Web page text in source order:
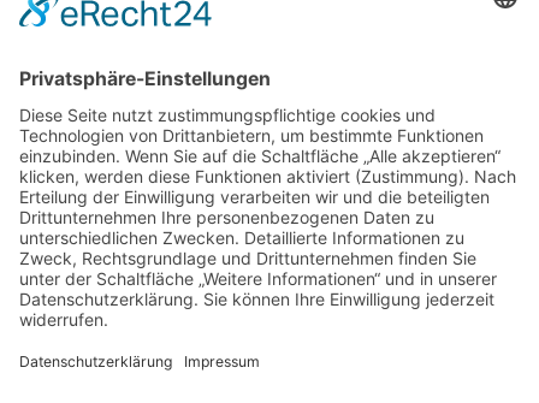
Weitere Informationen
Kontakt
Newsletter
FAQ
Schlagworte
Datenschutz
Impressum